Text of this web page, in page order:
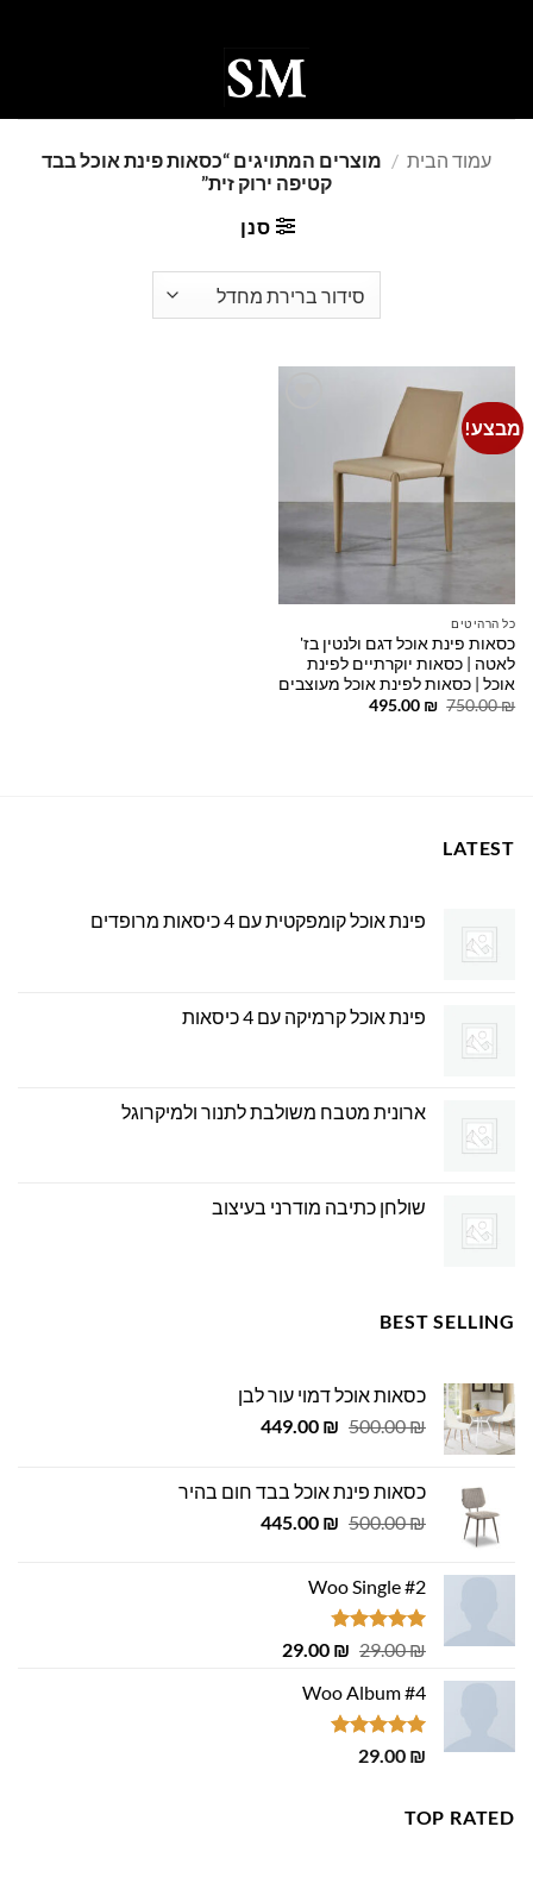
עמוד הבית / מוצרים המתויגים “כסאות פינת אוכל בבד
קטיפה ירוק זית”
סנן
מבצע!
כל הרהיטים
כסאות פינת אוכל דגם ולנטין בז'
לאטה | כסאות יוקרתיים לפינת
אוכל | כסאות לפינת אוכל מעוצבים
750.00₪
המחיר
495.00 ₪
המחיר
LATEST
פינת אוכל קומפקטית עם 4 כיסאות מרופדים
פינת אוכל קרמיקה עם 4 כיסאות
ארונית מטבח משולבת לתנור ולמיקרוגל
שולחן כתיבה מודרני בעיצוב
BEST SELLING
כסאות אוכל דמוי עור לבן
500.00₪
המחיר
500.00 ₪.
449.00 ₪
המחיר
449.00 ₪.
כסאות פינת אוכל בבד חום בהיר
500.00₪
המחיר
500.00 ₪.
445.00 ₪
המחיר
Woo Single #2
דורג4.75
29.00₪
המחיר
היה:
29.00 ₪.
29.00 ₪
המחיר
Woo Album #4
דורג5.00
29.00 ₪
TOP RATED